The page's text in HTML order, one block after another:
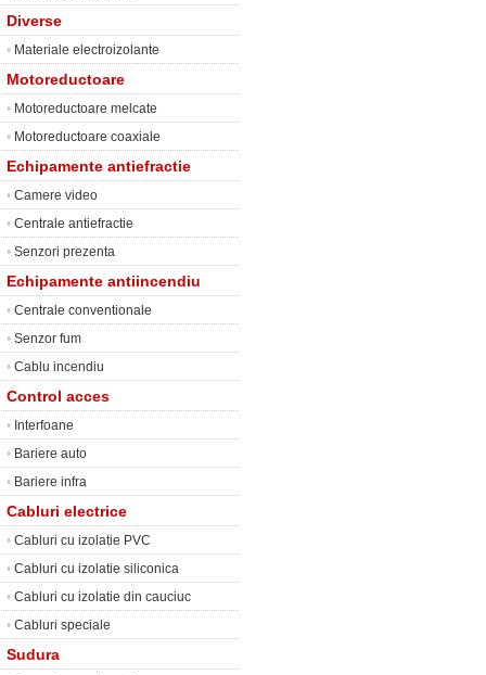
Diverse
• Materiale electroizolante
Motoreductoare
• Motoreductoare melcate
• Motoreductoare coaxiale
Echipamente antiefractie
• Camere video
• Centrale antiefractie
• Senzori prezenta
Echipamente antiincendiu
• Centrale conventionale
• Senzor fum
• Cablu incendiu
Control acces
• Interfoane
• Bariere auto
• Bariere infra
Cabluri electrice
• Cabluri cu izolatie PVC
• Cabluri cu izolatie siliconica
• Cabluri cu izolatie din cauciuc
• Cabluri speciale
Sudura